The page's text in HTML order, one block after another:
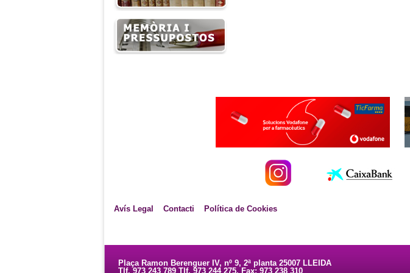
Avís Legal Contacti Política de Cookies
Plaça Ramon Berenguer IV, nº 9, 2ª planta 25007 LLEIDA
Tlf. 973 243 789 Tlf. 973 244 275. Fax: 973 238 310